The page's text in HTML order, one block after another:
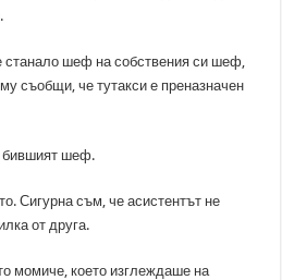
станало шеф на собствения си шеф,
съобщи, че тутакси е преназначен
бившият шеф.
Сигурна съм, че асистентът не
от друга.
момиче, което изглеждаше на